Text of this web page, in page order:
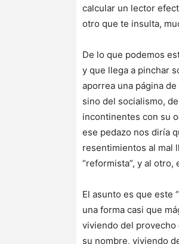
calcular un lector
otro que te insulta,
De lo que podemos
y que llega a pinchar
aporrea una página
sino del socialismo,
incontinentes con su
ese pedazo nos diría
resentimientos al mal
“reformista”, y al otro,
El asunto es que este
una forma casi que
viviendo del provecho
su nombre, viviendo